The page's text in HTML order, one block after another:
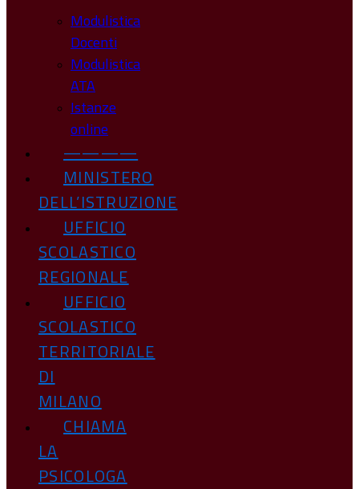
Modulistica
Docenti
Modulistica
ATA
Istanze
online
————
MINISTERO
DELL’ISTRUZIONE
UFFICIO
SCOLASTICO
REGIONALE
UFFICIO
SCOLASTICO
TERRITORIALE
DI
MILANO
CHIAMA
LA
PSICOLOGA